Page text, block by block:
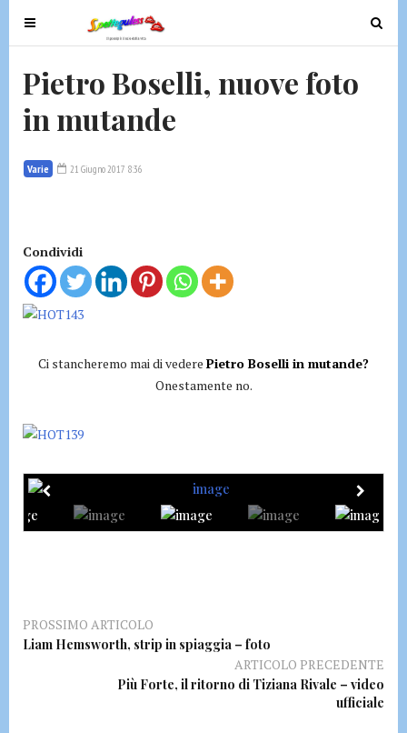
T
o
g
l
e
a
a
t
i
T
o
Pietro Boselli, nuove foto
in mutande
Varie 21 Giugno 2017 8:36
Condividi
Ci stancheremo mai di vedere Pietro Boselli in mutande?
Onestamente no.
PROSSIMO ARTICOLO
Liam Hemsworth, strip in spiaggia – foto
ARTICOLO PRECEDENTE
Più Forte, il ritorno di Tiziana Rivale – video
ufficiale